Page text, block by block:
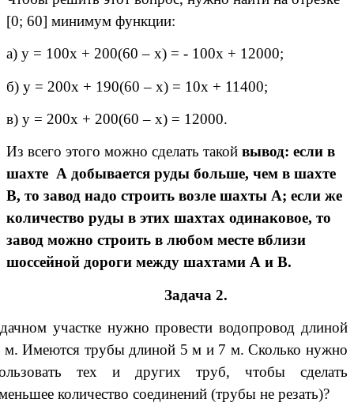
[0; 60] минимум функции:
а) у = 100х + 200(60 – х) = - 100х + 12000;
б) у = 200х + 190(60 – х) = 10х + 11400;
в) у = 200х + 200(60 – х) = 12000.
Из всего этого можно сделать такой вывод: если в
шахте А добывается руды больше, чем в шахте
В, то завод надо строить возле шахты А; если же
количество руды в этих шахтах одинаковое, то
завод можно строить в любом месте вблизи
шоссейной дороги между шахтами А и В.
Задача 2.
участке нужно провести водопровод длиной
м. Имеются трубы длиной 5 м и 7 м. Сколько нужно
тех и других труб, чтобы сделать
количество соединений (трубы не резать)?